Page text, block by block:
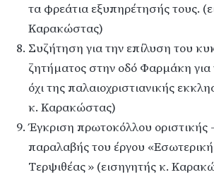
τα φρεάτια εξυπηρέτησής τους.
Καρακώστας)
Συζήτηση για την επίλυση του
ζητήματος στην οδό Φαρμάκη
όχι της παλαιοχριστιανικής
κ. Καρακώστας)
Έγκριση πρωτοκόλλου οριστικής
παραλαβής του έργου
Τερψιθέας » (εισηγητής κ.